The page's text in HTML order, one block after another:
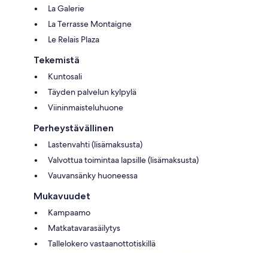
La Galerie
La Terrasse Montaigne
Le Relais Plaza
Tekemistä
Kuntosali
Täyden palvelun kylpylä
Viininmaisteluhuone
Perheystävällinen
Lastenvahti (lisämaksusta)
Valvottua toimintaa lapsille (lisämaksusta)
Vauvansänky huoneessa
Mukavuudet
Kampaamo
Matkatavarasäilytys
Tallelokero vastaanottotiskillä